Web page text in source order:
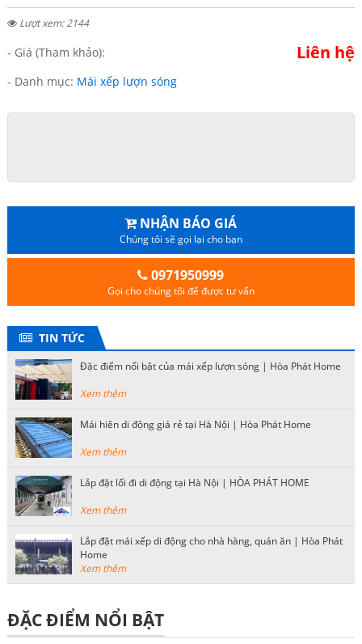
Lượt xem: 2144
- Giá (Tham khảo): Liên hệ
- Danh mục: Mái xếp lượn sóng
NHẬN BÁO GIÁ
Chúng tôi sẽ gọi lại cho bạn
0971950999
Gọi cho chúng tôi để được tư vấn
TIN TỨC
Đặc điểm nổi bật của mái xếp lượn sóng | Hòa Phát Home
Xem thêm
Mái hiên di động giá rẻ tại Hà Nội | Hòa Phát Home
Xem thêm
Lắp đặt lối đi di động tại Hà Nội | HÒA PHÁT HOME
Xem thêm
Lắp đặt mái xếp di động cho nhà hàng, quán ăn | Hòa Phát
Home
Xem thêm
ĐẶC ĐIỂM NỔI BẬT